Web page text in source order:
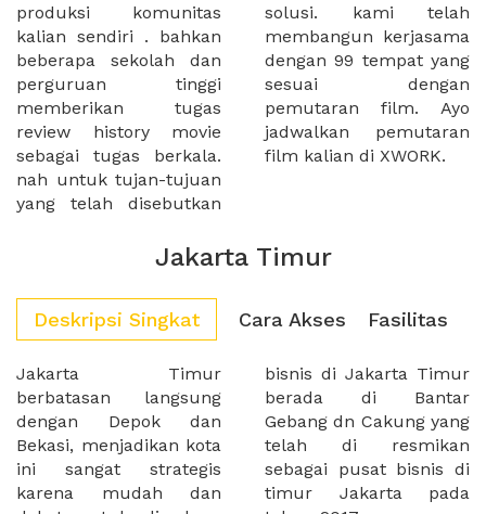
produksi komunitas
kalian sendiri . bahkan
beberapa sekolah dan
perguruan tinggi
memberikan tugas
review history movie
sebagai tugas berkala.
nah untuk tujan-tujuan
yang telah disebutkan
solusi. kami telah
membangun kerjasama
dengan 99 tempat yang
sesuai dengan
pemutaran film. Ayo
jadwalkan pemutaran
film kalian di XWORK.
Jakarta Timur
Deskripsi Singkat Cara Akses Fasilitas
Jakarta Timur
berbatasan langsung
dengan Depok dan
Bekasi, menjadikan kota
ini sangat strategis
karena mudah dan
bisnis di Jakarta Timur
berada di Bantar
Gebang dn Cakung yang
telah di resmikan
sebagai pusat bisnis di
timur Jakarta pada